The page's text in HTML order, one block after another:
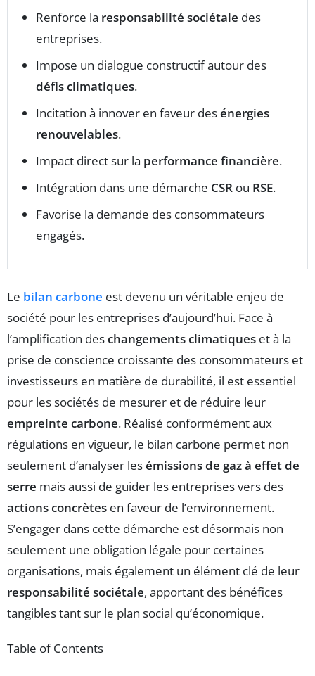
Renforce la responsabilité sociétale des
entreprises.
Impose un dialogue constructif autour des
défis climatiques.
Incitation à innover en faveur desénergies
renouvelables.
Impact direct sur la performance financière.
Intégration dans une démarche CSR ou RSE.
Favorise la demande des consommateurs
engagés.
Le bilan carbone est devenu un véritable enjeu de
société pour les entreprises d’aujourd’hui. Face à
l’amplification deschangements climatiques et à la
prise de conscience croissante des consommateurs et
investisseurs en matière de durabilité, il est essentiel
pour les sociétés de mesurer et de réduire leur
empreinte carbone. Réalisé conformément aux
régulations en vigueur, le bilan carbone permet non
seulement d’analyser lesémissions de gaz à effet de
serre mais aussi de guider les entreprises vers des
actions concrètes en faveur de l’environnement.
S’engager dans cette démarche est désormais non
seulement une obligation légale pour certaines
organisations, mais également un élément clé de leur
responsabilité sociétale, apportant des bénéfices
tangibles tant sur le plan social qu’économique.
Table of Contents